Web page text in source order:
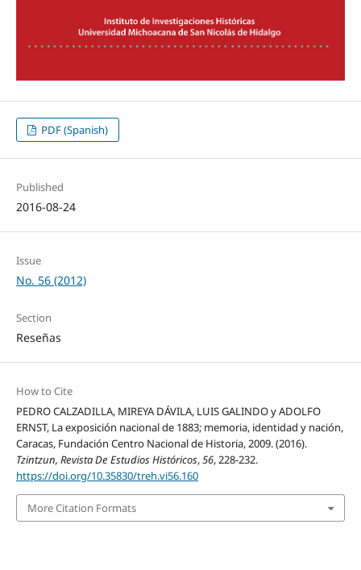
PDF (Spanish)
Published
2016-08-24
Issue
No. 56 (2012)
Section
Reseñas
How to Cite
PEDRO CALZADILLA, MIREYA DÁVILA, LUIS GALINDO y ADOLFO
ERNST, La exposición nacional de 1883; memoria, identidad y nación,
Caracas, Fundación Centro Nacional de Historia, 2009. (2016).
Tzintzun, Revista De Estudios Históricos,56, 228-232.
https://doi.org/10.35830/treh.vi56.160
More Citation Formats